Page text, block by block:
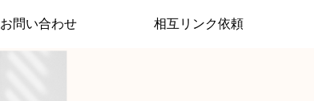
お問い合わせ 相互リンク依頼